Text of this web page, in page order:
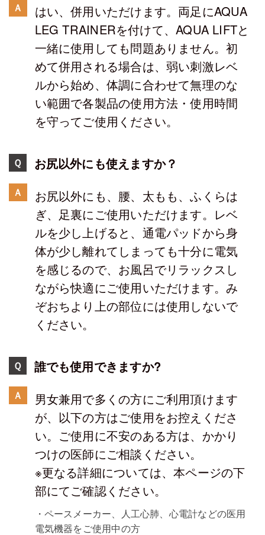
Ａ
はい、併用いただけます。両足にAQUA
LEG TRAINERを付けて、AQUA LIFTと
一緒に使用しても問題ありません。初
めて併用される場合は、弱い刺激レベ
ルから始め、体調に合わせて無理のな
い範囲で各製品の使用方法・使用時間
を守ってご使用ください。
Ｑ お尻以外にも使えますか？
Ａ
お尻以外にも、腰、太もも、ふくらは
ぎ、足裏にご使用いただけます。レベ
ルを少し上げると、通電パッドから身
体が少し離れてしまっても十分に電気
を感じるので、お風呂でリラックスし
ながら快適にご使用いただけます。み
ぞおちより上の部位には使用しないで
ください。
Ｑ 誰でも使用できますか?
Ａ
男女兼用で多くの方にご利用頂けます
が、以下の方はご使用をお控えくださ
い。ご使用に不安のある方は、かかり
つけの医師にご相談ください。
※更なる詳細については、本ページの下
部にてご確認ください。
・ペースメーカー、人工心肺、心電計などの医用
電気機器をご使用中の方